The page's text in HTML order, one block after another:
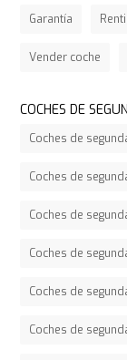
Garantía
Vender coche
COCHES DE
Coches de
Coches de
Coches de
Coches de
Coches de
Coches de